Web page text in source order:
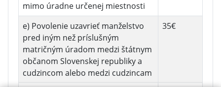
mimo úradne určenej miestnosti
e) Povolenie uzavrieť manželstvo
pred iným než príslušným
matričným úradom medzi štátnym
občanom Slovenskej republiky a
cudzincom alebo medzi cudzincam
35€